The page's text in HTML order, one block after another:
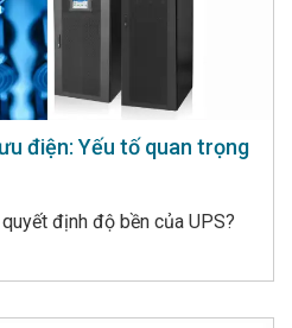
điện: Yếu tố quan trọng
định độ bền của UPS?